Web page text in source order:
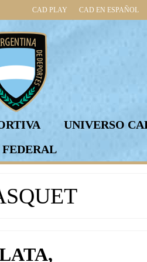
CAD PLAY CAD EN ESPAÑOL
UNIVERSO
FEDERAL